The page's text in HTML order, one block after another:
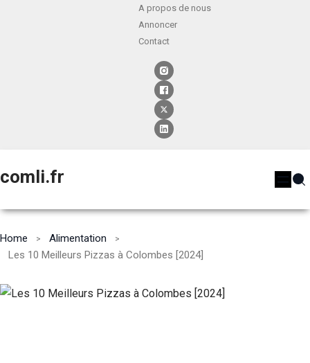
A propos de nous
Annoncer
Contact
comli.fr
Home
Alimentation
Les 10 Meilleurs Pizzas à Colombes [2024]